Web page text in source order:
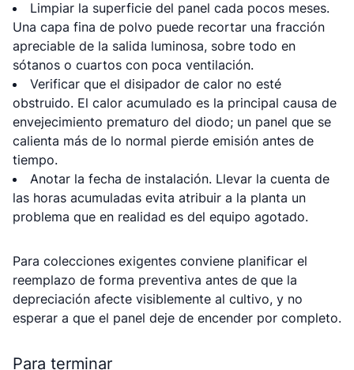
Limpiar la superficie del panel cada pocos meses.
Una capa fina de polvo puede recortar una fracción
apreciable de la salida luminosa, sobre todo en
sótanos o cuartos con poca ventilación.
Verificar que el disipador de calor no esté
obstruido. El calor acumulado es la principal causa de
envejecimiento prematuro del diodo; un panel que se
calienta más de lo normal pierde emisión antes de
tiempo.
Anotar la fecha de instalación. Llevar la cuenta de
las horas acumuladas evita atribuir a la planta un
problema que en realidad es del equipo agotado.
Para colecciones exigentes conviene planificar el
reemplazo de forma preventiva antes de que la
depreciación afecte visiblemente al cultivo, y no
esperar a que el panel deje de encender por completo.
Para terminar